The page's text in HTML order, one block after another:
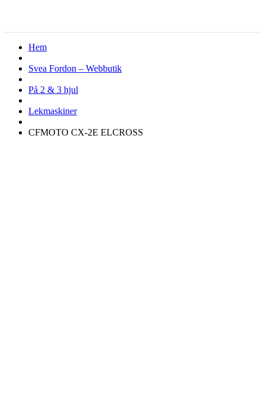
Hem
Svea Fordon – Webbutik
På 2 & 3 hjul
Lekmaskiner
CFMOTO CX-2E ELCROSS